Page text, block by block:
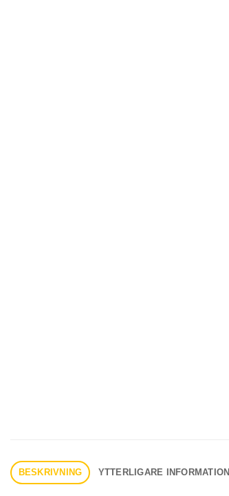
BESKRIVNING YTTERLIGARE INFORMATION